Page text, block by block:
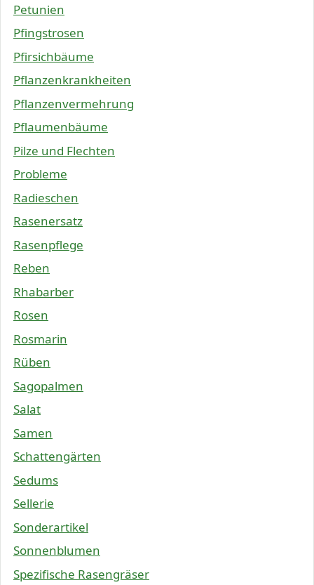
Petunien
Pfingstrosen
Pfirsichbäume
Pflanzenkrankheiten
Pflanzenvermehrung
Pflaumenbäume
Pilze und Flechten
Probleme
Radieschen
Rasenersatz
Rasenpflege
Reben
Rhabarber
Rosen
Rosmarin
Rüben
Sagopalmen
Salat
Samen
Schattengärten
Sedums
Sellerie
Sonderartikel
Sonnenblumen
Spezifische Rasengräser